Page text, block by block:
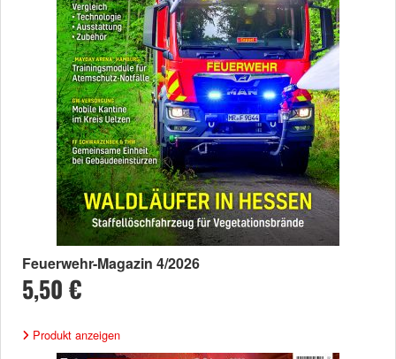
Feuerwehr-Magazin 4/2026
5,50 €
Produkt anzeigen